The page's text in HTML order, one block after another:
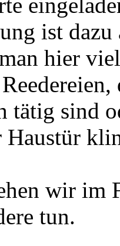
ist
hier
tätig sind
Haustür
wir im
tun.